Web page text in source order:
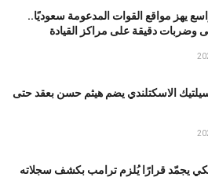
يهز مواقع القوات المدعومة سعوديًا..
وضربات دقيقة على مراكز القيادة
الاسكتلندي يضم هيثم حسن بعقد حتى
يجمّد قرارًا يُلزم ترامب بكشف سجلاته